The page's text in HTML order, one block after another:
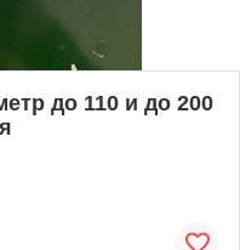
до 110 и до 200